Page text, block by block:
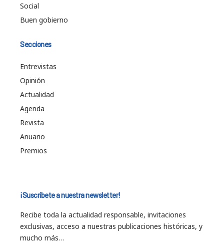
Social
Buen gobierno
Secciones
Entrevistas
Opinión
Actualidad
Agenda
Revista
Anuario
Premios
¡Suscríbete a nuestra newsletter!
Recibe toda la actualidad responsable, invitaciones
exclusivas, acceso a nuestras publicaciones históricas, y
mucho más…